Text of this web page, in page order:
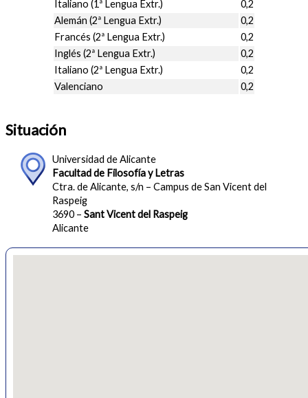
Italiano (1ª Lengua Extr.)
0,2
Alemán (2ª Lengua Extr.)
0,2
Francés (2ª Lengua Extr.)
0,2
Inglés (2ª Lengua Extr.)
0,2
Italiano (2ª Lengua Extr.)
0,2
Valenciano
0,2
Situación
Universidad de Alicante
Facultad de Filosofía y Letras
Ctra. de Alicante, s/n – Campus de San Vicent del
Raspeig
3690 – Sant Vicent del Raspeig
Alicante